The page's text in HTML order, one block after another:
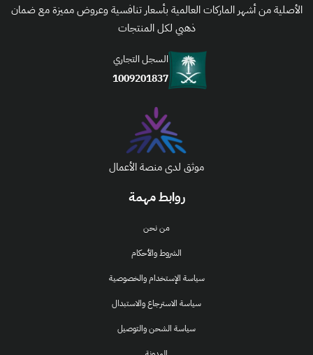
روابط مهمة
من نحن
الشروط والأحكام
سياسة الإستخدام والخصوصية
سياسة الاسترجاع والاستبدال
سياسة الشحن والتوصيل
الأصلية من أشهر الماركات العالمية بأسعار تنافسية وعروض مميزة مع ضمان
ذهبي لكل المنتجات
السجل التجاري
1009201837
موثق لدى منصة الأعمال